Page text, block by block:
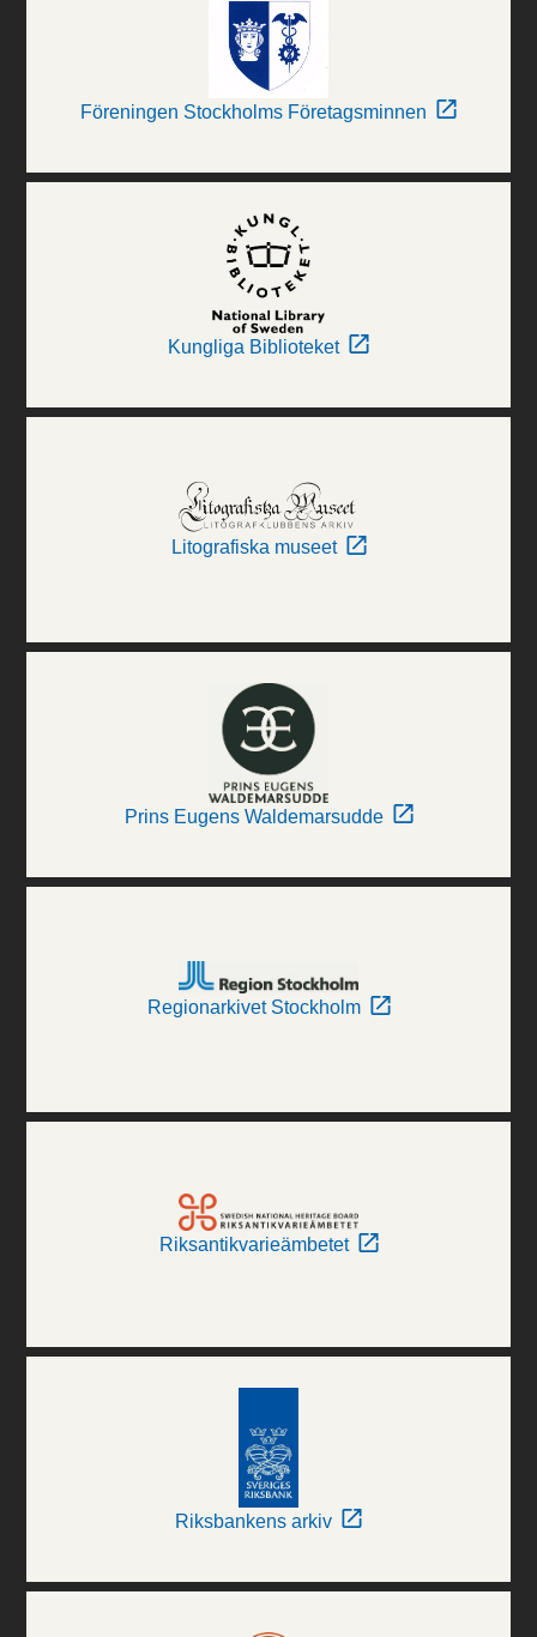
Föreningen Stockholms Företagsminnen
Kungliga Biblioteket
Litografiska museet
Prins Eugens Waldemarsudde
Regionarkivet Stockholm
Riksantikvarieämbetet
Riksbankens arkiv